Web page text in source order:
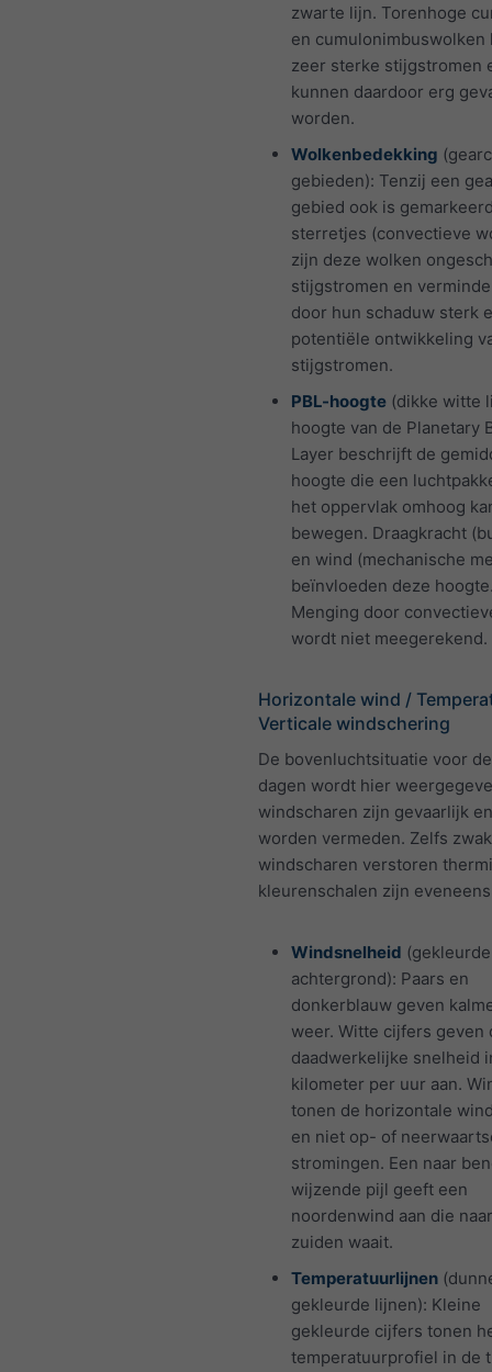
zwarte lijn. Torenhoge
en cumulonimbuswolken
zeer sterke stijgstromen
kunnen daardoor erg
worden.
Wolkenbedekking
gebieden): Tenzij een
gebied ook is
sterretjes (convectieve
zijn deze wolken
stijgstromen en
door hun schaduw sterk
potentiële ontwikkeling
stijgstromen.
PBL-hoogte (dikke witte
hoogte van de Planetary
Layer beschrijft de
hoogte die een
het oppervlak omhoog
bewegen. Draagkracht
en wind (mechanische
beïnvloeden deze
Menging door
wordt niet meegerekend.
Horizontale wind /
Verticale windschering
De bovenluchtsituatie voor
dagen wordt hier
windscharen zijn gevaarlijk
worden vermeden. Zelfs
windscharen verstoren
kleurenschalen zijn
Windsnelheid (gekleurde
achtergrond): Paars en
donkerblauw geven
weer. Witte cijfers geven
daadwerkelijke snelheid
kilometer per uur aan.
tonen de horizontale
en niet op- of
stromingen. Een naar
wijzende pijl geeft een
noordenwind aan die
zuiden waait.
Temperatuurlijnen
gekleurde lijnen): Kleine
gekleurde cijfers tonen
temperatuurprofiel in de